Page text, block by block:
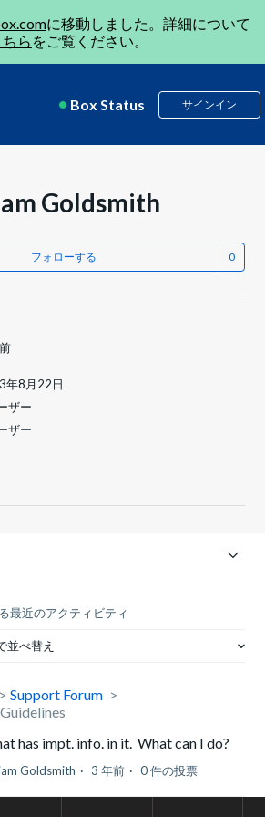
に移動しました。詳細について
ちら をご覧ください。
Box Status サインイン
Goldsmith
フォローする
年8月22日
ザー
ザー
最近のアクティビティ
並べ替え
Support Forum
has impt. info. in it. What can I do?
Goldsmith 3 年前 0 件の投票